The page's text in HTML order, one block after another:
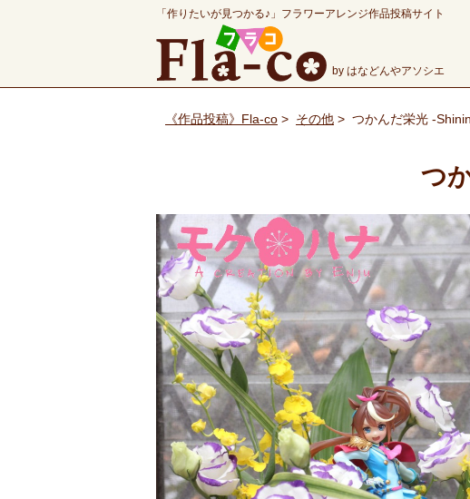
「作りたいが見つかる♪」フラワーアレンジ作品投稿サイト
by はなどんやアソシエ
《作品投稿》Fla-co > その他 > つかんだ栄光 -
つ